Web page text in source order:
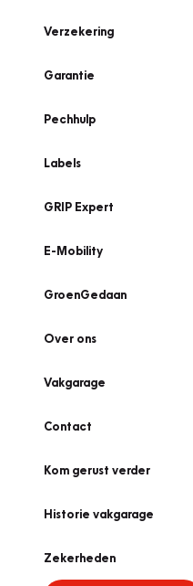
Verzekering
Garantie
Pechhulp
Labels
GRIP Expert
E-Mobility
GroenGedaan
Over ons
Vakgarage
Contact
Kom gerust verder
Historie vakgarage
Zekerheden